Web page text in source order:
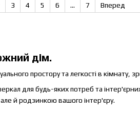
дім.
простору та легкості в кімнату,
для будь-яких потреб та
але й родзинкою вашого інтер'єру.
3 4 5 6 ... 7 Вперед